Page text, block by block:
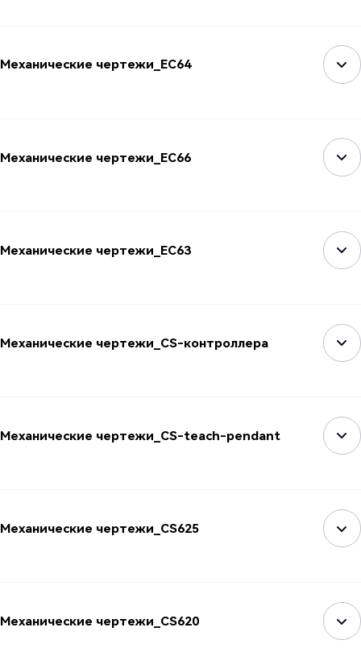
Механические чертежи_EC64
Механические чертежи_EC66
Механические чертежи_EC63
Механические чертежи_CS-контроллера
Механические чертежи_CS-teach-pendant
Механические чертежи_CS625
Механические чертежи_CS620